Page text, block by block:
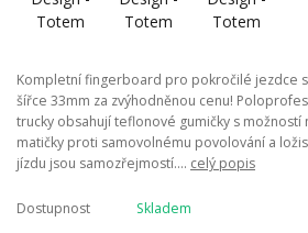
Kompletní fingerboard pro pokročilé jezdce
šířce 33mm za zvýhodněnou cenu!
trucky obsahují teflonové gumičky s možností
matičky proti samovolnému povolování a
jízdu jsou samozřejmostí.... celý popis
Dostupnost
Skladem